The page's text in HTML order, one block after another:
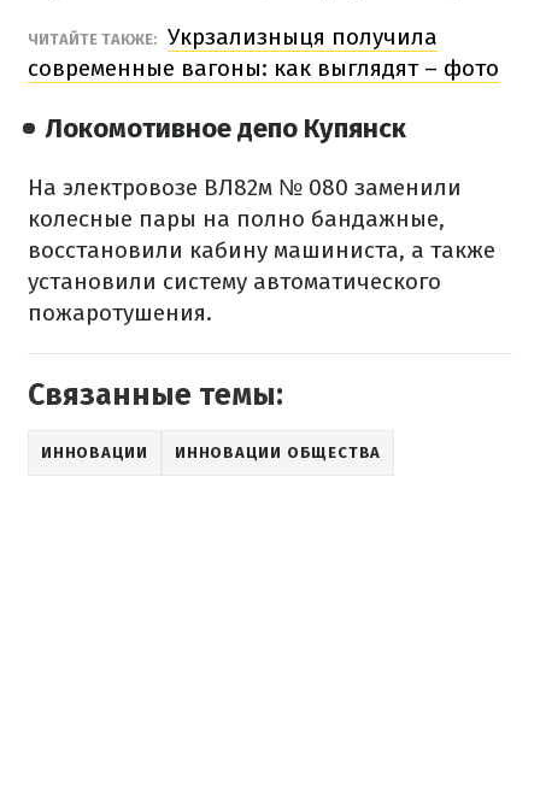
ЧИТАЙТЕ ТАКЖЕ: Укрзализныця получила
современные вагоны: как выглядят – фото
Локомотивное депо Купянск
На электровозе ВЛ82м № 080 заменили
колесные пары на полно бандажные,
восстановили кабину машиниста, а также
установили систему автоматического
пожаротушения.
Связанные темы:
ИННОВАЦИИ ИННОВАЦИИ ОБЩЕСТВА